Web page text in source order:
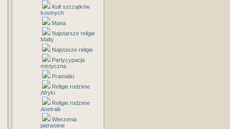
Kult szczątków
kostnych
Mana
Najstarsze religie
Malty
Najstasze religie
Partycypacja
mistyczna
Pramatki
Religie rodzime
Afryki
Religie rodzime
Australii
Wierzenia
pierwotne